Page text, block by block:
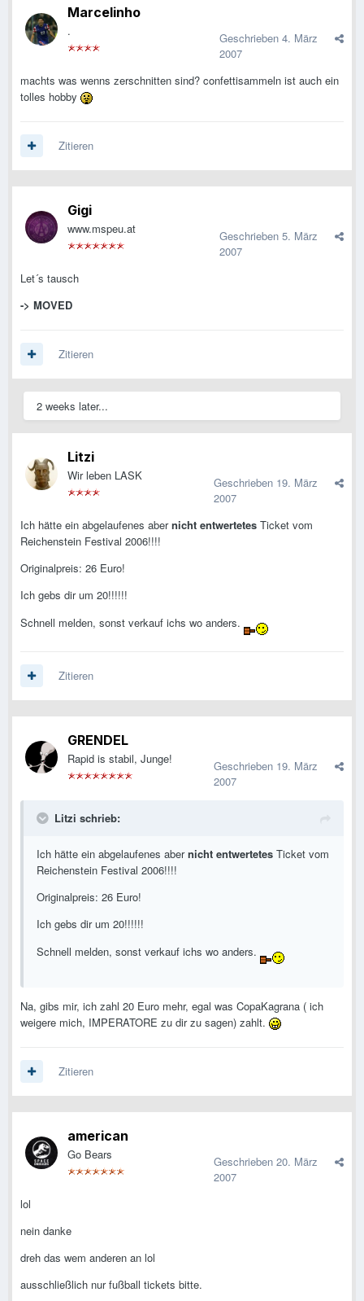
Marcelinho
. Geschrieben 4. März
2007
machts was wenns zerschnitten sind? confettisammeln ist auch ein
tolles hobby
Zitieren
Gigi
www.mspeu.at Geschrieben 5. März
2007
Let´s tausch
-> MOVED
Zitieren
2 weeks later...
Litzi
Wir leben LASK Geschrieben 19. März
2007
Ich hätte ein abgelaufenes abernicht entwertetes Ticket vom
Reichenstein Festival 2006!!!!
Originalpreis: 26 Euro!
Ich gebs dir um 20!!!!!!
Schnell melden, sonst verkauf ichs wo anders.
Zitieren
GRENDEL
Rapid is stabil, Junge! Geschrieben 19. März
2007
Litzi schrieb:
Ich hätte ein abgelaufenes abernicht entwertetes Ticket vom
Reichenstein Festival 2006!!!!
Originalpreis: 26 Euro!
Ich gebs dir um 20!!!!!!
Schnell melden, sonst verkauf ichs wo anders.
Na, gibs mir, ich zahl 20 Euro mehr, egal was CopaKagrana ( ich
weigere mich, IMPERATORE zu dir zu sagen) zahlt.
Zitieren
american
Go Bears Geschrieben 20. März
2007
lol
nein danke
dreh das wem anderen an lol
ausschließlich nur fußball tickets bitte.